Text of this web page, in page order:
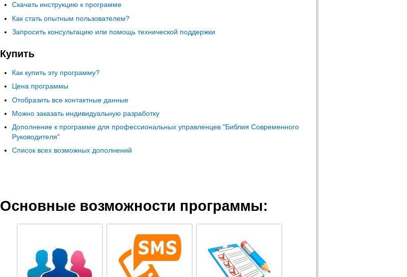
Скачать инструкцию к программе
Как стать опытным пользователем?
Запросить консультацию или помощь технической поддержки
Купить
Как купить эту программу?
Цена программы
Отобразить все контактные данные
Можно заказать индивидуальную разработку
Дополнение к программе для профессиональных управленцев "Библия Современного
Руководителя"
Список всех возможных дополнений
Основные возможности программы: